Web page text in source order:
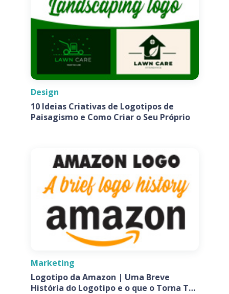
Design
10 Ideias Criativas de Logotipos de
Paisagismo e Como Criar o Seu Próprio
Marketing
Logotipo da Amazon | Uma Breve
História do Logotipo e o que o Torna Tão